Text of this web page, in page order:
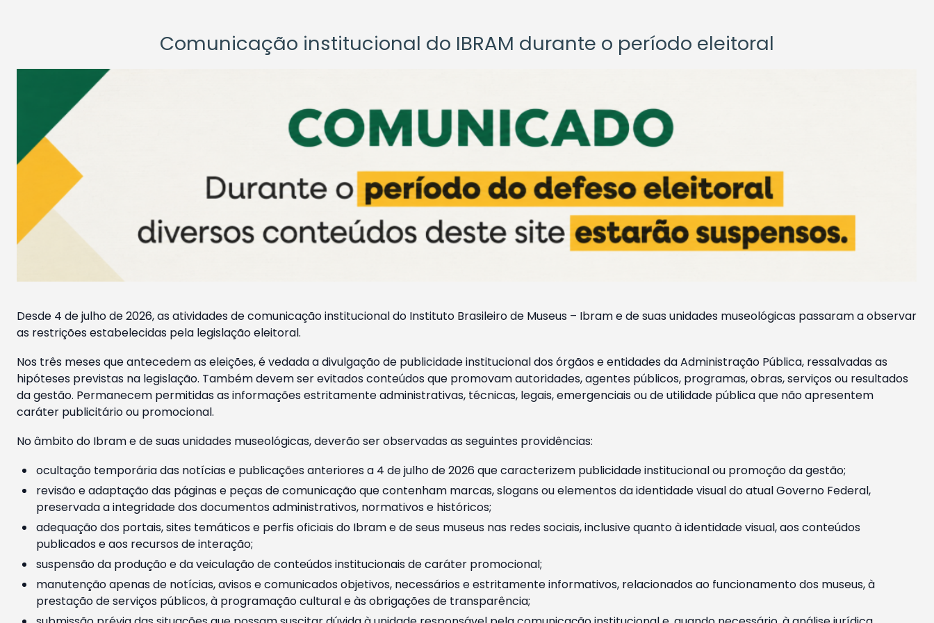
Comunicação institucional do IBRAM durante o período eleitoral
Desde 4 de julho de 2026, as atividades de comunicação institucional do Instituto Brasileiro de Museus – Ibram e de suas unidades museológicas passaram a observar
as restrições estabelecidas pela legislação eleitoral.
Nos três meses que antecedem as eleições, é vedada a divulgação de publicidade institucional dos órgãos e entidades da Administração Pública, ressalvadas as
hipóteses previstas na legislação. Também devem ser evitados conteúdos que promovam autoridades, agentes públicos, programas, obras, serviços ou resultados
da gestão. Permanecem permitidas as informações estritamente administrativas, técnicas, legais, emergenciais ou de utilidade pública que não apresentem
caráter publicitário ou promocional.
No âmbito do Ibram e de suas unidades museológicas, deverão ser observadas as seguintes providências:
ocultação temporária das notícias e publicações anteriores a 4 de julho de 2026 que caracterizem publicidade institucional ou promoção da gestão;
revisão e adaptação das páginas e peças de comunicação que contenham marcas, slogans ou elementos da identidade visual do atual Governo Federal,
preservada a integridade dos documentos administrativos, normativos e históricos;
adequação dos portais, sites temáticos e perfis oficiais do Ibram e de seus museus nas redes sociais, inclusive quanto à identidade visual, aos conteúdos
publicados e aos recursos de interação;
suspensão da produção e da veiculação de conteúdos institucionais de caráter promocional;
manutenção apenas de notícias, avisos e comunicados objetivos, necessários e estritamente informativos, relacionados ao funcionamento dos museus, à
prestação de serviços públicos, à programação cultural e às obrigações de transparência;